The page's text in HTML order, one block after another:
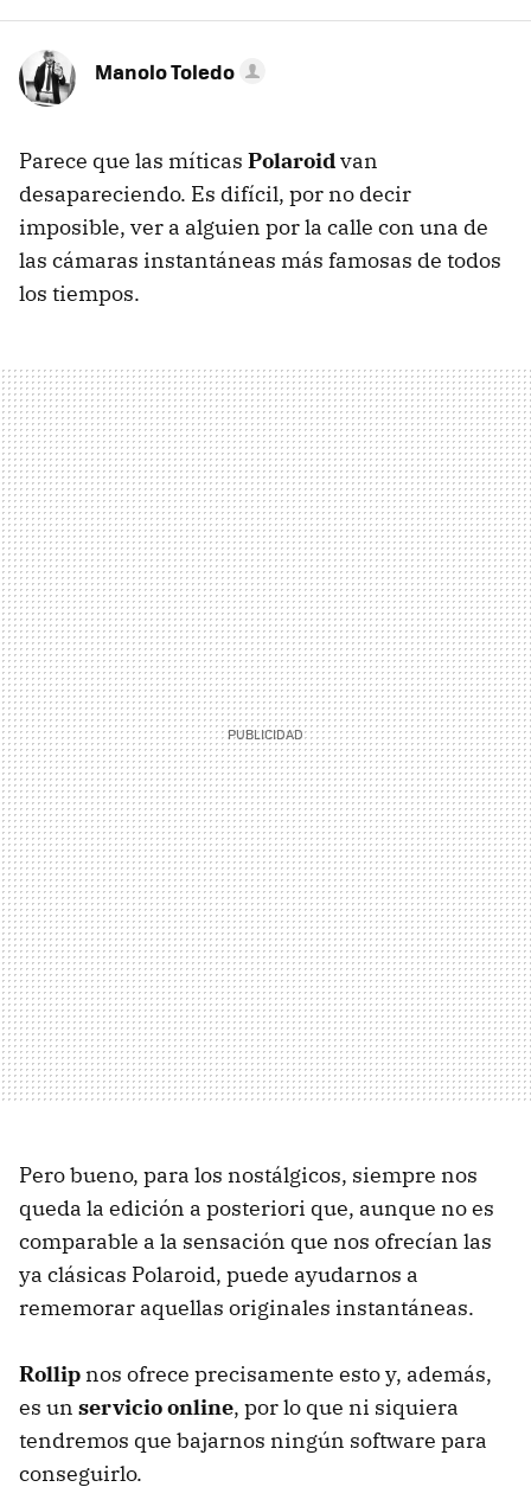
Manolo Toledo
Parece que las míticas Polaroidvan
desapareciendo. Es difícil, por no decir
imposible, ver a alguien por la calle con una de
las cámaras instantáneas más famosas de todos
los tiempos.
Pero bueno, para los nostálgicos, siempre nos
queda la edición a posteriori que, aunque no es
comparable a la sensación que nos ofrecían las
ya clásicas Polaroid, puede ayudarnos a
rememorar aquellas originales instantáneas.
Rollip nos ofrece precisamente esto y, además,
es un servicio online, por lo que ni siquiera
tendremos que bajarnos ningún software para
conseguirlo.